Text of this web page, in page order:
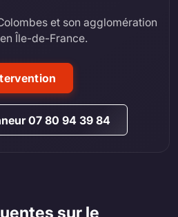
et son agglomération
Île-de-France.
07 80 94 39 84
sur le